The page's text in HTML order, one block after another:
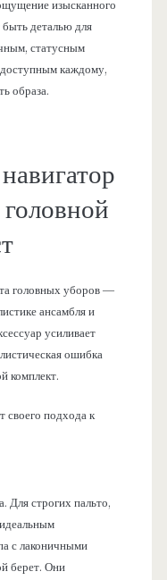
изысканного
деталью для
статусным
каждому,
образа.
головных уборов —
ансамбля и
усиливает
ошибка
комплект.
подхода к
Для строгих пальто,
с лаконичными
берет. Они